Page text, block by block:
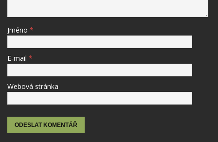
Jméno *
E-mail *
Webová stránka